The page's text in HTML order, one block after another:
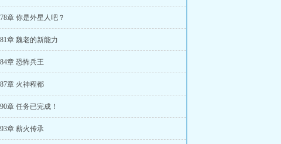
章 你是外星人吧？
章 魏老的新能力
章 恐怖兵王
章 火神程都
章 任务已完成！
章 薪火传承